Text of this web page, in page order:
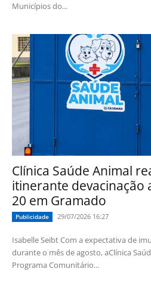
Municípios do...
Clínica Saúde Animal
itinerante devacinação
20 em Gramado
Publicidade 29/07/2026 16:27
Isabelle Seibt Com a expectativa de imunizar mais de 10 mil animais
durante o mês de agosto, aClínica
Programa Comunitário...